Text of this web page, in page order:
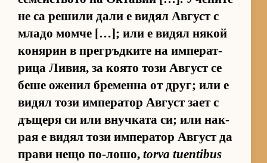
не са ре­шили дали е ви­дял Ав­густ с
младо момче […]; или е ви­дял ня­кой
ко­ня­рин в прег­ръд­ките на им­пе­рат­
рица Ли­вия, за ко­ято този Ав­густ се
беше оже­нил бре­менна от друг; или е
ви­дял този им­пе­ра­тор Ав­густ зает с
дъ­щеря си или внуч­ката си; или нак­
рая е ви­дял този им­пе­ра­тор Ав­густ да
прави нещо по-ло­шо, torva tuentibus